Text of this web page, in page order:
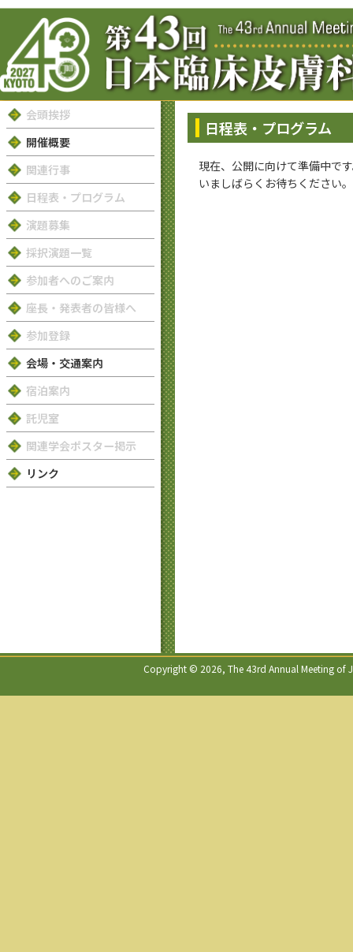
日程表・プログラム
現在、公開に向けて準備中で
いましばらくお待ちください。
会頭挨拶
開催概要
関連行事
日程表・プログラム
演題募集
採択演題一覧
参加者へのご案内
座長・発表者の皆様へ
参加登録
会場・交通案内
宿泊案内
託児室
関連学会ポスター掲示
リンク
Copyright © 2026, The 43rd Annual Meeting of